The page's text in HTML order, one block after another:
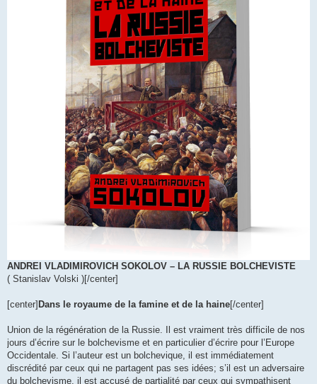
ANDREI VLADIMIROVICH SOKOLOV – LA RUSSIE BOLCHEVISTE
( Stanislav Volski )[/center]
[center] Dans le royaume de la famine et de la haine[/center]
Union de la régénération de la Russie. Il est vraiment très difficile de nos
jours d’écrire sur le bolchevisme et en particulier d’écrire pour l’Europe
Occidentale. Si l’auteur est un bolchevique, il est immédiatement
discrédité par ceux qui ne partagent pas ses idées; s’il est un adversaire
du bolchevisme, il est accusé de partialité par ceux qui sympathisent